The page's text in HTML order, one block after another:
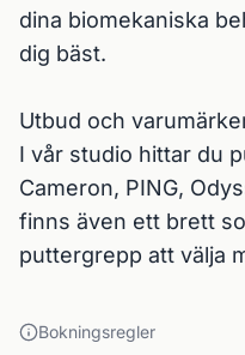
dina biomekaniska
dig bäst.
Utbud och
I vår studio hittar du
Cameron, PING,
finns även ett brett
puttergrepp att välja
Bokningsregler